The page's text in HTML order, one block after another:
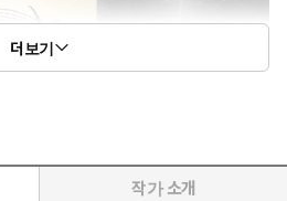
더보기
작가 소개